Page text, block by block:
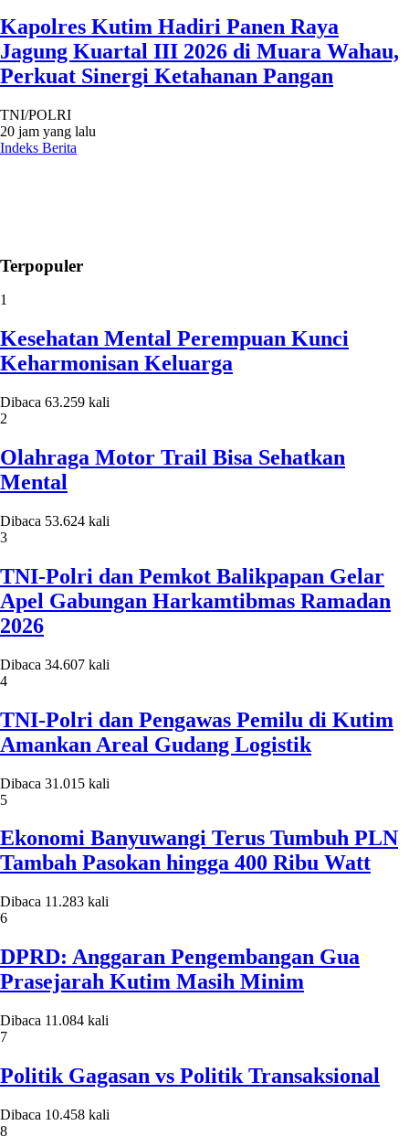
Kapolres Kutim Hadiri Panen Raya
Jagung Kuartal III 2026 di Muara Wahau,
Perkuat Sinergi Ketahanan Pangan
TNI/POLRI
20 jam yang lalu
Indeks Berita
Terpopuler
1
Kesehatan Mental Perempuan Kunci
Keharmonisan Keluarga
Dibaca 63.259 kali
2
Olahraga Motor Trail Bisa Sehatkan
Mental
Dibaca 53.624 kali
3
TNI-Polri dan Pemkot Balikpapan Gelar
Apel Gabungan Harkamtibmas Ramadan
2026
Dibaca 34.607 kali
4
TNI-Polri dan Pengawas Pemilu di Kutim
Amankan Areal Gudang Logistik
Dibaca 31.015 kali
5
Ekonomi Banyuwangi Terus Tumbuh PLN
Tambah Pasokan hingga 400 Ribu Watt
Dibaca 11.283 kali
6
DPRD: Anggaran Pengembangan Gua
Prasejarah Kutim Masih Minim
Dibaca 11.084 kali
7
Politik Gagasan vs Politik Transaksional
Dibaca 10.458 kali
8